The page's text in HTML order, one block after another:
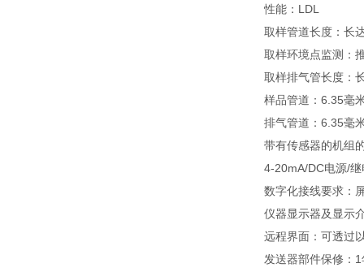
性能：LDL
取样管道长度：长
取样环境点监测：
取样排气管长度：
样品管道：6.35毫
排气管道：6.35毫
带有传感器的机组
4-20mA/DC电源/
数字化接线要求：
仪器显示器及显示
远程界面：可透过
发送器部件保修：1